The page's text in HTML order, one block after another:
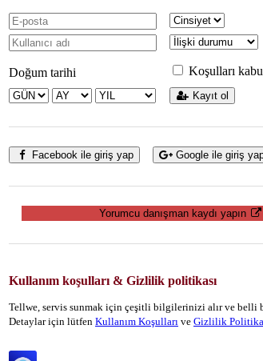
Doğum tarihi Koşulları
Kayıt ol
Facebook ile giriş yap Google ile giriş
Yorumcu danışman kaydı yapın
Kullanım koşulları & Gizlilik politikası
Tellwe, servis sunmak için çeşitli bilgilerinizi alır ve belli
Detaylar için lütfen Kullanım Koşulları ve Gizlilik